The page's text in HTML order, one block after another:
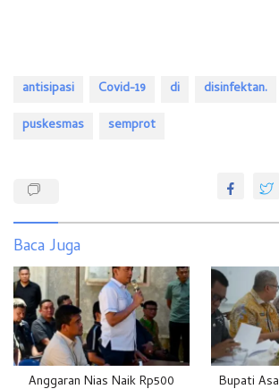
antisipasi Covid-19 di disinfektan.
puskesmas
semprot
Baca Juga
Anggaran Nias Naik Rp500 Bupati